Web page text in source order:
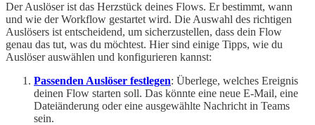
Der Auslöser ist das Herzstück deines Flows. Er bestimmt, wann
und wie der Workflow gestartet wird. Die Auswahl des richtigen
Auslösers ist entscheidend, um sicherzustellen, dass dein Flow
genau das tut, was du möchtest. Hier sind einige Tipps, wie du
Auslöser auswählen und konfigurieren kannst:
Passenden Auslöser festlegen: Überlege, welches Ereignis
deinen Flow starten soll. Das könnte eine neue E-Mail, eine
Dateiänderung oder eine ausgewählte Nachricht in Teams
sein.